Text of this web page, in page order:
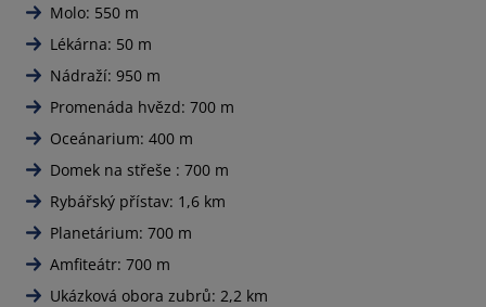
Molo: 550 m
Lékárna: 50 m
Nádraží: 950 m
Promenáda hvězd: 700 m
Oceánarium: 400 m
Domek na střeše : 700 m
Rybářský přístav: 1,6 km
Planetárium: 700 m
Amfiteátr: 700 m
Ukázková obora zubrů: 2,2 km